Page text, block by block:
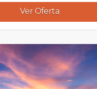
Ver Oferta